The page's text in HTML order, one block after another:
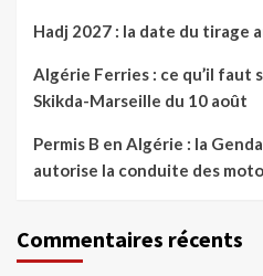
Hadj 2027 : la date du tirage
Algérie Ferries : ce qu’il faut
Skikda-Marseille du 10 août
Permis B en Algérie : la
autorise la conduite des
Commentaires récents